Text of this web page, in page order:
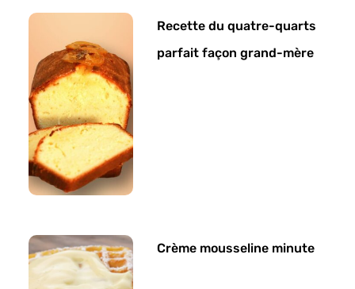
Recette du quatre-quarts
parfait façon grand-mère
Crème mousseline minute